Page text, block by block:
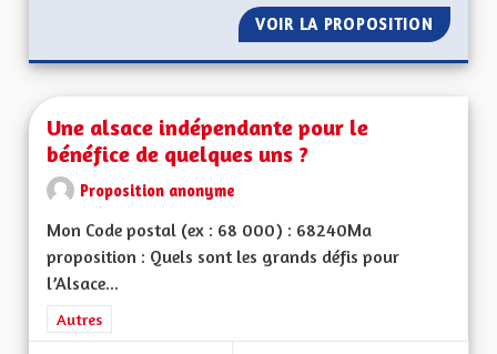
VOIR LA PROPOSITION UNE
Une alsace indépendante pour le
bénéfice de quelques uns ?
Proposition anonyme
Mon Code postal (ex : 68 000) : 68240Ma
proposition : Quels sont les grands défis pour
l’Alsace...
Filtrer les résultats de la catégorie : Autres
Autres